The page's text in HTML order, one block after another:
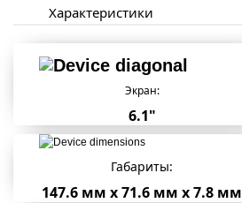
Характеристики
Экран:
6.1"
Габариты:
147.6 мм х 71.6 мм х 7.8 мм